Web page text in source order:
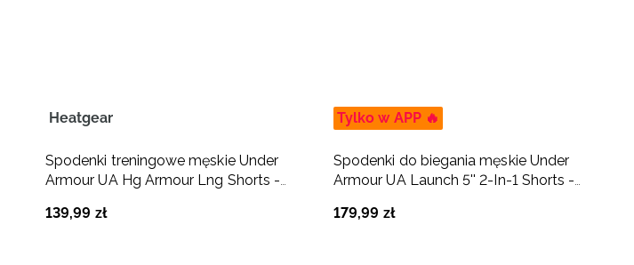
Heatgear
Spodenki treningowe męskie Under
Armour UA Hg Armour Lng Shorts -
139,99 zł
Tylko w APP 🔥
Spodenki do biegania męskie Under
Armour UA Launch 5'' 2-In-1 Shorts -
179,99 zł